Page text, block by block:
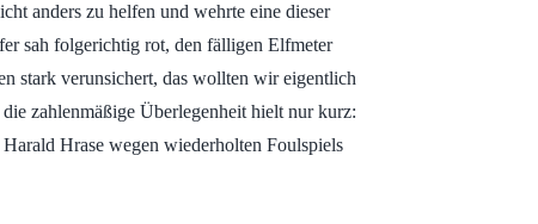
anders zu helfen und wehrte eine dieser
sah folgerichtig rot, den fälligen Elfmeter
stark verunsichert, das wollten wir eigentlich
zahlenmäßige Überlegenheit hielt nur kurz:
Hrase wegen wiederholten Foulspiels